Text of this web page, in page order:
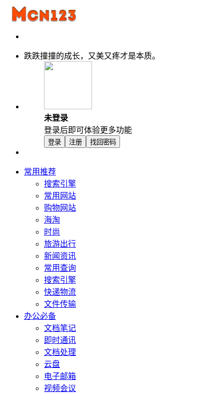
跌跌撞撞的成长，又美又疼才是本质。
未登录
登录后即可体验更多功能
登录 注册 找回密码
常用推荐
搜索引擎
常用网站
购物网站
海淘
时尚
旅游出行
新闻资讯
常用查询
搜索引擎
快递物流
文件传输
办公必备
文档笔记
即时通讯
文档处理
云盘
电子邮箱
视频会议